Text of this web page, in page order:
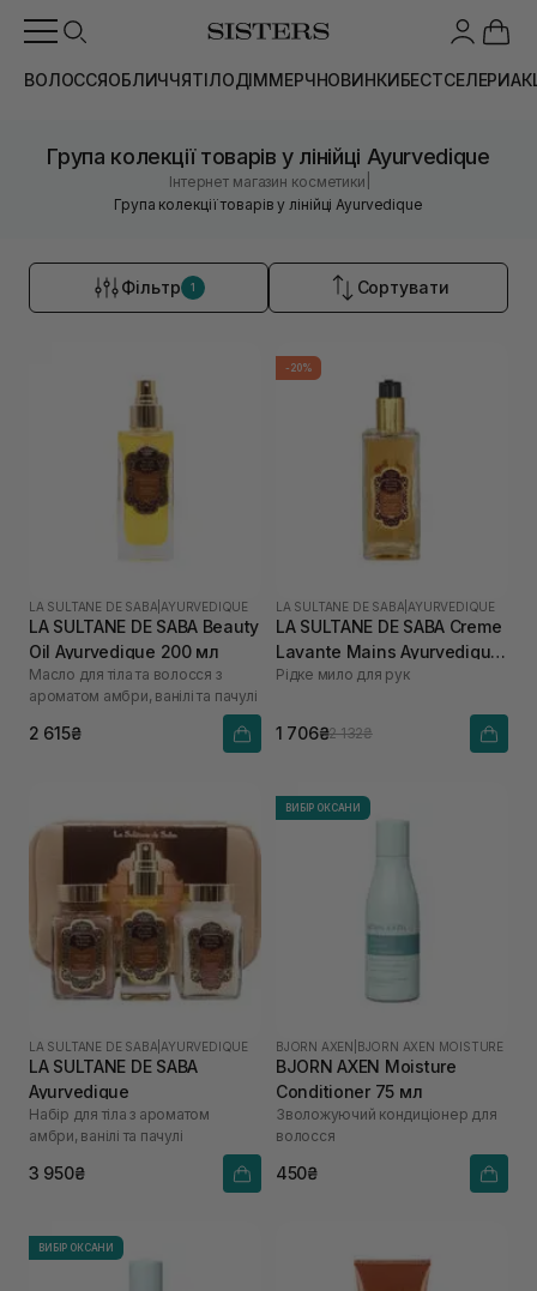
ВОЛОССЯОБЛИЧЧЯТІЛОДІММЕРЧНОВИНКИБЕСТСЕЛЕРИ
Група колекції товарів у лінійці Ayurvedique
Інтернет магазин косметики
Група колекції товарів у лінійці Ayurvedique
Фільтр 1 Сортувати
LA SULTANE DE SABA AYURVEDIQUE
LA SULTANE DE SABA Beauty
Oil Ayurvedique 200 мл
Масло для тіла та волосся з
ароматом амбри, ванілі та пачулі
2 615₴
-20%
LA SULTANE DE SABA AYURVEDIQUE
LA SULTANE DE SABA Creme
Lavante Mains Ayurvedique
200 мл
Рідке мило для рук
1 706₴2 132₴
LA SULTANE DE SABA AYURVEDIQUE
LA SULTANE DE SABA
Ayurvedique
Набір для тіла з ароматом
амбри, ванілі та пачулі
3 950₴
ВИБІР ОКСАНИ
BJORN AXEN BJORN AXEN MOISTURE
BJORN AXEN Moisture
Conditioner 75 мл
Зволожуючий кондиціонер для
волосся
450₴
ВИБІР ОКСАНИ